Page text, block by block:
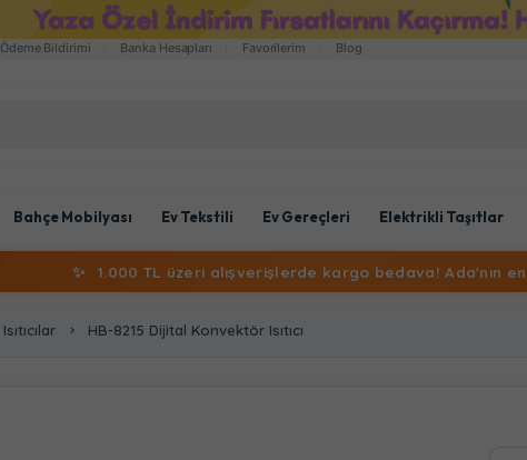
Ödeme Bildirimi Banka Hesapları Favorilerim Blog
Bahçe Mobilyası Ev Tekstili Ev Gereçleri Elektrikli Taşıtlar
✨ 1.000 TL üzeri alışverişlerde kargo bedava! Ada'nın
Isıtıcılar HB-8215 Dijital Konvektör Isıtıcı